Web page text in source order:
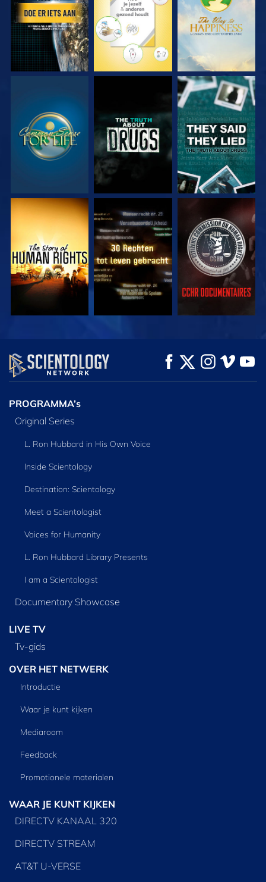
KIJK KIJK KIJK
KIJK KIJK KIJK
KIJK VERKEN DE SERIE
PROGRAMMA’s
Original Series
L. Ron Hubbard in His Own Voice
Inside Scientology
Destination: Scientology
Meet a Scientologist
Voices for Humanity
L. Ron Hubbard Library Presents
I am a Scientologist
Documentary Showcase
LIVE TV
Tv‑gids
OVER HET NETWERK
Introductie
Waar je kunt kijken
Mediaroom
Feedback
Promotionele materialen
WAAR JE KUNT KIJKEN
DIRECTV KANAAL 320
DIRECTV STREAM
AT&T U-VERSE